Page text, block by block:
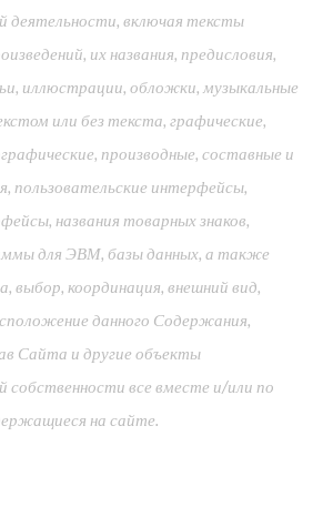
деятельности, включая тексты
их названия, предисловия,
иллюстрации, обложки, музыкальные
или без текста, графические,
производные, составные и
пользовательские интерфейсы,
названия товарных знаков,
для ЭВМ, базы данных, а также
выбор, координация, внешний вид,
данного Содержания,
Сайта и другие объекты
собственности все вместе и/или по
на сайте.